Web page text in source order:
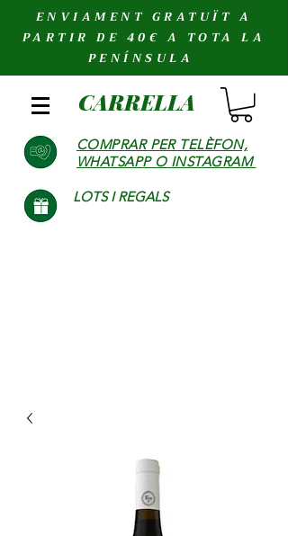
ENVIAMENT GRATUÏT A
PARTIR DE 40€ A TOTA LA
PENÍNSULA
CARRELLA
COMPRAR PER TELÈFON,
WHATSAPP O INSTAGRAM
LOTS I REGALS